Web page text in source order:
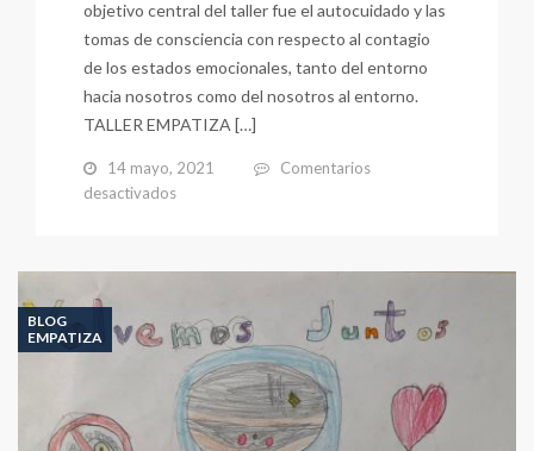
objetivo central del taller fue el autocuidado y las
tomas de consciencia con respecto al contagio
de los estados emocionales, tanto del entorno
hacia nosotros como del nosotros al entorno.
TALLER EMPATIZA […]
14 mayo, 2021
Comentarios
desactivados
BLOG
EMPATIZA